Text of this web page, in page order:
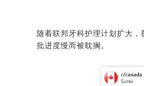
随着联邦牙科护理计划扩大
批进度慢而被耽搁。